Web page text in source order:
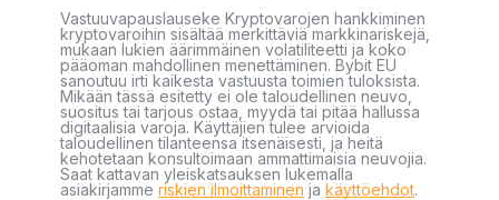
Vastuuvapauslauseke Kryptovarojen hankkiminen
kryptovaroihin sisältää merkittäviä markkinariskejä,
mukaan lukien äärimmäinen volatiliteetti ja koko
pääoman mahdollinen menettäminen. Bybit EU
sanoutuu irti kaikesta vastuusta toimien tuloksista.
Mikään tässä esitetty ei ole taloudellinen neuvo,
suositus tai tarjous ostaa, myydä tai pitää hallussa
digitaalisia varoja. Käyttäjien tulee arvioida
taloudellinen tilanteensa itsenäisesti, ja heitä
kehotetaan konsultoimaan ammattimaisia neuvojia.
Saat kattavan yleiskatsauksen lukemalla
asiakirjamme riskien ilmoittaminen ja käyttöehdot.